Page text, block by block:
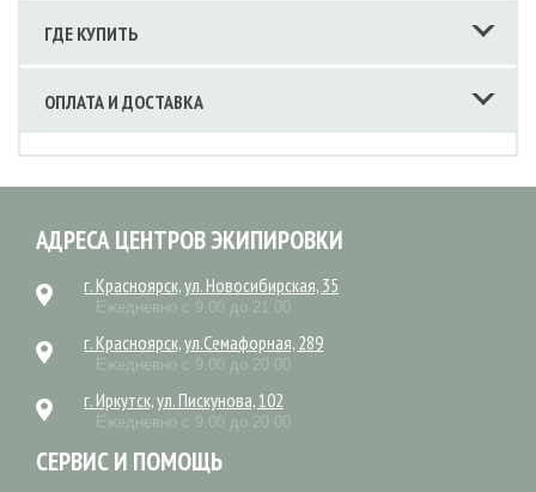
ГДЕ КУПИТЬ
ОПЛАТА И ДОСТАВКА
АДРЕСА ЦЕНТРОВ ЭКИПИРОВКИ
г. Красноярск, ул. Новосибирская, 35
Ежедневно с 9.00 до 21.00
г. Красноярск, ул.Семафорная, 289
Ежедневно с 9.00 до 20.00
г. Иркутск, ул. Пискунова, 102
Ежедневно с 9.00 до 20.00
СЕРВИС И ПОМОЩЬ